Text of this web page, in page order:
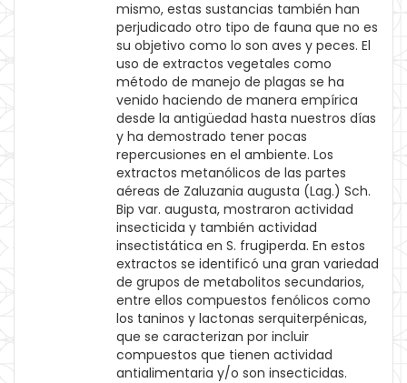
mismo, estas sustancias también han
perjudicado otro tipo de fauna que no es
su objetivo como lo son aves y peces. El
uso de extractos vegetales como
método de manejo de plagas se ha
venido haciendo de manera empírica
desde la antigüedad hasta nuestros días
y ha demostrado tener pocas
repercusiones en el ambiente. Los
extractos metanólicos de las partes
aéreas de Zaluzania augusta (Lag.) Sch.
Bip var. augusta, mostraron actividad
insecticida y también actividad
insectistática en S. frugiperda. En estos
extractos se identificó una gran variedad
de grupos de metabolitos secundarios,
entre ellos compuestos fenólicos como
los taninos y lactonas serquiterpénicas,
que se caracterizan por incluir
compuestos que tienen actividad
antialimentaria y/o son insecticidas.